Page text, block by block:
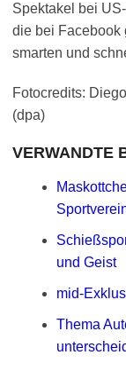
Spektakel bei
die bei Facebook
smarten und
Fotocredits:
(dpa)
VERWANDTE
und Geist
mid-
Thema